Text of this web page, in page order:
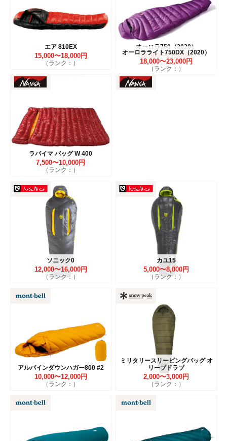
エア 810EX
15,000〜18,000円
（ランク：）
オーロラ750（2020）
18,000〜23,000円
（ランク：）
ラバイマ バッグ W 400
7,500〜10,000円
（ランク：）
オーロラライト750DX（2020）
18,000〜23,000円
（ランク：）
ソニック0
12,000〜16,000円
（ランク：）
カユ15
5,000〜8,000円
（ランク：）
アルパインダウンハガー800 #2
10,000〜12,000円
（ランク：）
ミリタリースリーピングバッグ オ
リーブドラブ
2,000〜3,000円
（ランク：）